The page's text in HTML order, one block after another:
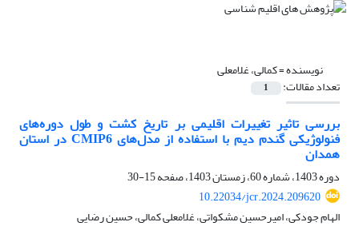
نویسنده =کمالی، غلامعلی
تعداد مقالات: 1
بررسی تاثیر تغییرات اقلیمی بر تاریخ کشت و طول دوره‌های
فنولوژیکی گندم دیم با استفاده از مدل‌های CMIP6 در استان
همدان
دوره 1403، شماره 60، زمستان 1403، صفحه
15-30
10.22034/jcr.2024.209620
الهام جودکی، امیرحسین مشکواتی، غلامعلی کمالی، حسین رضایی